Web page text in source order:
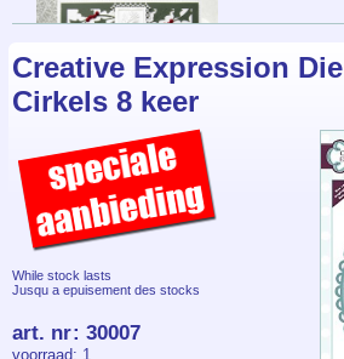
Creative Expression Die
Cirkels 8 keer
While stock lasts
Jusqu a epuisement des stocks
art. nr: 30007
voorraad: 1